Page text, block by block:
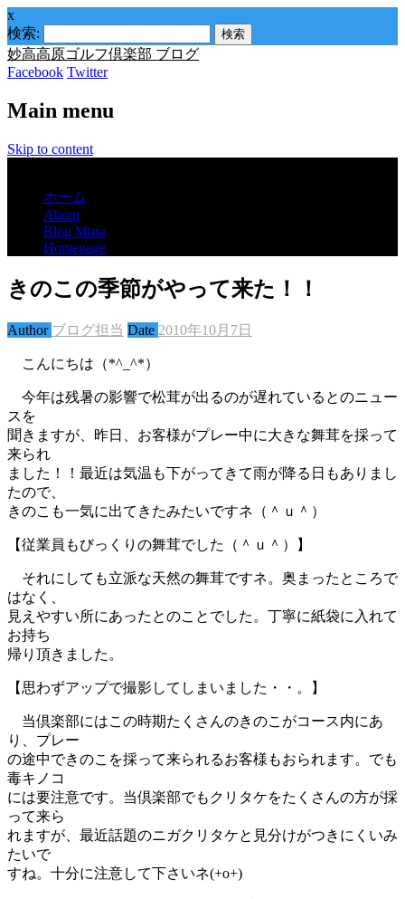
x
検索:
妙高高原ゴルフ倶楽部 ブログ
Facebook Twitter
Main menu
Skip to content
ホーム
About
Blog Mura
Homepage
きのこの季節がやって来た！！
Author ブログ担当 Date 2010年10月7日
こんにちは（*^_^*）
今年は残暑の影響で松茸が出るのが遅れているとのニュー
スを
聞きますが、昨日、お客様がプレー中に大きな舞茸を採って
来られ
ました！！最近は気温も下がってきて雨が降る日もありまし
たので、
きのこも一気に出てきたみたいですネ（＾ｕ＾）
【従業員もびっくりの舞茸でした（＾ｕ＾）】
それにしても立派な天然の舞茸ですネ。奥まったところで
はなく、
見えやすい所にあったとのことでした。丁寧に紙袋に入れて
お持ち
帰り頂きました。
【思わずアップで撮影してしまいました・・。】
当倶楽部にはこの時期たくさんのきのこがコース内にあ
り、プレー
の途中できのこを採って来られるお客様もおられます。でも
毒キノコ
には要注意です。当倶楽部でもクリタケをたくさんの方が採
って来ら
れますが、最近話題のニガクリタケと見分けがつきにくいみ
たいで
すね。十分に注意して下さいネ(+o+)